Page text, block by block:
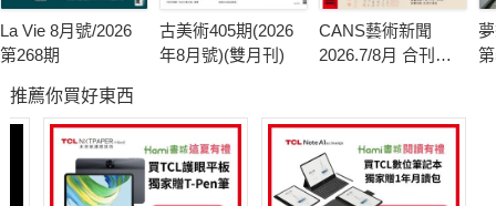
La Vie 8月號/2026
第268期
古美術405期(2026
年8月號)(雙月刊)
CANS藝術新聞
2026.7/8月 合刊號
推薦你買好東西